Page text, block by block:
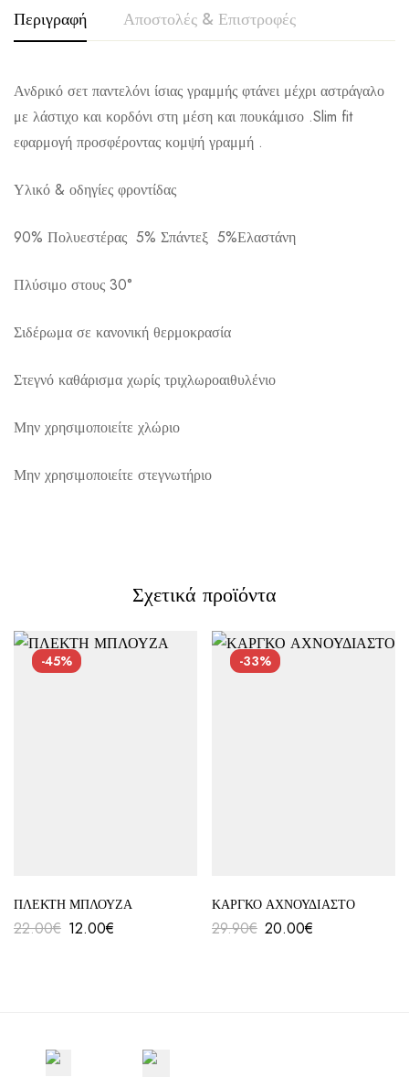
Περιγραφή Αποστολές & Επιστροφές
Ανδρικό σετ παντελόνι ίσιας γραμμής φτάνει μέχρι αστράγαλο
με λάστιχο και κορδόνι στη μέση και πουκάμισο .Slim fit
εφαρμογή προσφέροντας κομψή γραμμή .
Υλικό & οδηγίες φροντίδας
90% Πολυεστέρας 5% Σπάντεξ 5%Ελαστάνη
Πλύσιμο στους 30°
Σιδέρωμα σε κανονική θερμοκρασία
Στεγνό καθάρισμα χωρίς τριχλωροαιθυλένιο
Μην χρησιμοποιείτε χλώριο
Μην χρησιμοποιείτε στεγνωτήριο
Αποστολή σε επαρχία: 3,90€
Αντικαταβολή: 2,50€
Σχετικά προϊόντα
-45%
ΠΛΕΚΤΗ ΜΠΛΟΥΖΑ
22.00€ 12.00€
-33%
ΚΑΡΓΚΟ ΑΧΝΟΥΔΙΑΣΤΟ
29.90€ 20.00€